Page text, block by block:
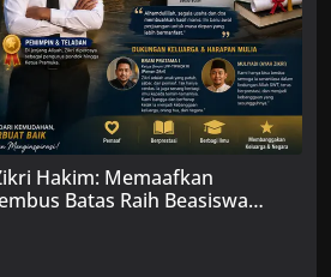
Hakim: Memaafkan
Batas Raih Beasiswa